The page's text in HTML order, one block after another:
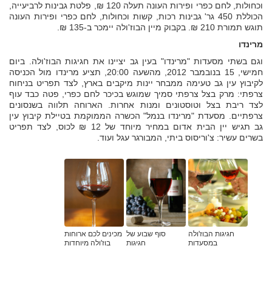
וכחולות, לחם כפרי ופירות העונה תעלה 120 ₪, פלטת גבינות לרביעייה,
הכוללת 450 גר' גבינות רכות, קשות וכחולות, לחם כפרי ופירות העונה
תוגש תמורת 210 ₪. בקבוק מיין הבוז'ולה יימכר ב-135 ₪.
מרינדו
וגם בשתי מסעדות "מרינדו" בעין גב יציינו את חגיגות הבוז'ולה. ביום
חמישי, 15 בנובמבר 2012, מהשעה 20:00, תציע מרינדו מול הכניסה
לקיבוץ עין גב טעימה ממבחר יינות מיקבים בארץ, לצד תפריט בניחוח
צרפתי: מרק בצל צרפתי סמיך שמוגש בכיכר לחם כפרי, פטה כבד עוף
לצד ריבת בצל וטוסטונים ומנות אחרות. הארוחה תלווה בשנסונים
צרפתיים. מסעדת "מרינדו בנמל" הכשרה הממוקמת בטיילת קיבוץ עין
גב תגיש יין הבית אדום במחיר מיוחד של 12 ₪ לכוס, לצד תפריט
בשרים עשיר: צ'וריסוס ביתי, המבורגר עגל ועוד.
חגיגות הבוז'ולה
במסעדות
סוף שבוע של
חגיגות
מכינים לכם ארוחות
בוז'ולה מיוחדות